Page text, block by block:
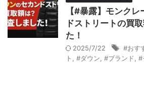
【#暴露】モンク
ドストリートの買
た！
2025/7/22 #おす
ト
#ダウン #ブランド #